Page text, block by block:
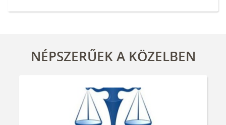
NÉPSZERŰEK A KÖZELBEN